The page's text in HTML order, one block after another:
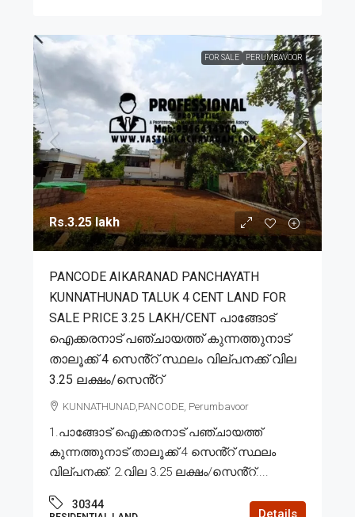
FOR SALE PERUMBAVOOR
Rs.3.25 lakh
PANCODE AIKARANAD PANCHAYATH
KUNNATHUNAD TALUK 4 CENT LAND FOR
SALE PRICE 3.25 LAKH/CENT പാങ്ങോട്
ഐക്കരനാട് പഞ്ചായത്ത് കുന്നത്തുനാട്
താലൂക്ക് 4 സെൻ്റ് സ്ഥലം വില്പനക്ക് വില
3.25 ലക്ഷം/സെൻ്റ്
KUNNATHUNAD,PANCODE, Perumbavoor
1.പാങ്ങോട് ഐക്കരനാട് പഞ്ചായത്ത്
കുന്നത്തുനാട് താലൂക്ക് 4 സെൻ്റ് സ്ഥലം
വില്പനക്ക്. 2.വില 3.25 ലക്ഷം/സെൻ്റ്....
30344
Details